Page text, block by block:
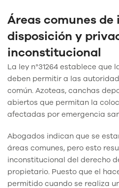
Áreas comunes de
disposición y
inconstitucional
La ley n°31264 establece
deben permitir a las
común. Azoteas, canchas
abiertos que permitan la
afectadas por emergencia
Abogados indican que se
áreas comunes, pero esto
inconstitucional del derecho
propietario. Puesto que el
permitido cuando se realiza